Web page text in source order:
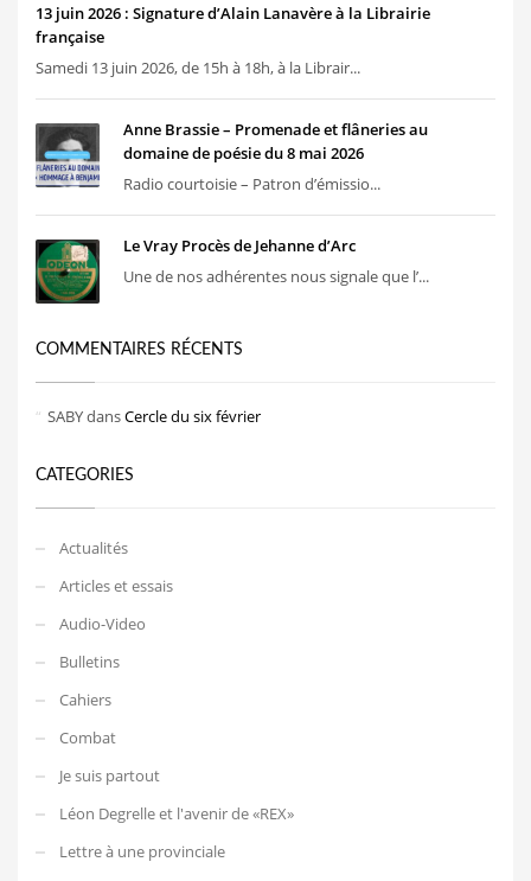
13 juin 2026 : Signature d’Alain Lanavère à la Librairie
française
Samedi 13 juin 2026, de 15h à 18h, à la Librair...
Anne Brassie – Promenade et flâneries au
domaine de poésie du 8 mai 2026
Radio courtoisie – Patron d’émissio...
Le Vray Procès de Jehanne d’Arc
Une de nos adhérentes nous signale que l’...
COMMENTAIRES RÉCENTS
SABYdansCercle du six février
CATEGORIES
Actualités
Articles et essais
Audio-Video
Bulletins
Cahiers
Combat
Je suis partout
Léon Degrelle et l'avenir de «REX»
Lettre à une provinciale